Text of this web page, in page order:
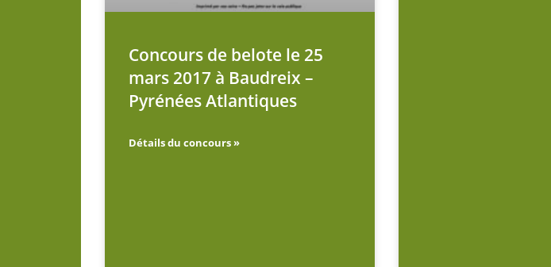
Concours de belote le 25
mars 2017 à Baudreix –
Pyrénées Atlantiques
Détails du concours »